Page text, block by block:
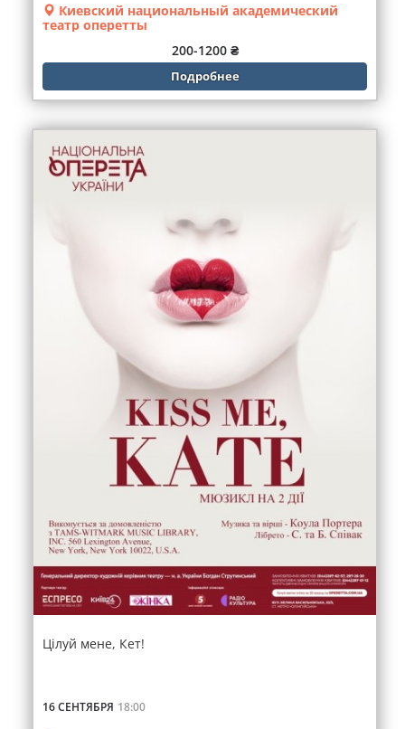
Киевский национальный академический
театр оперетты
200-1200 ₴
Подробнее
Цілуй мене, Кет!
16 СЕНТЯБРЯ 18:00